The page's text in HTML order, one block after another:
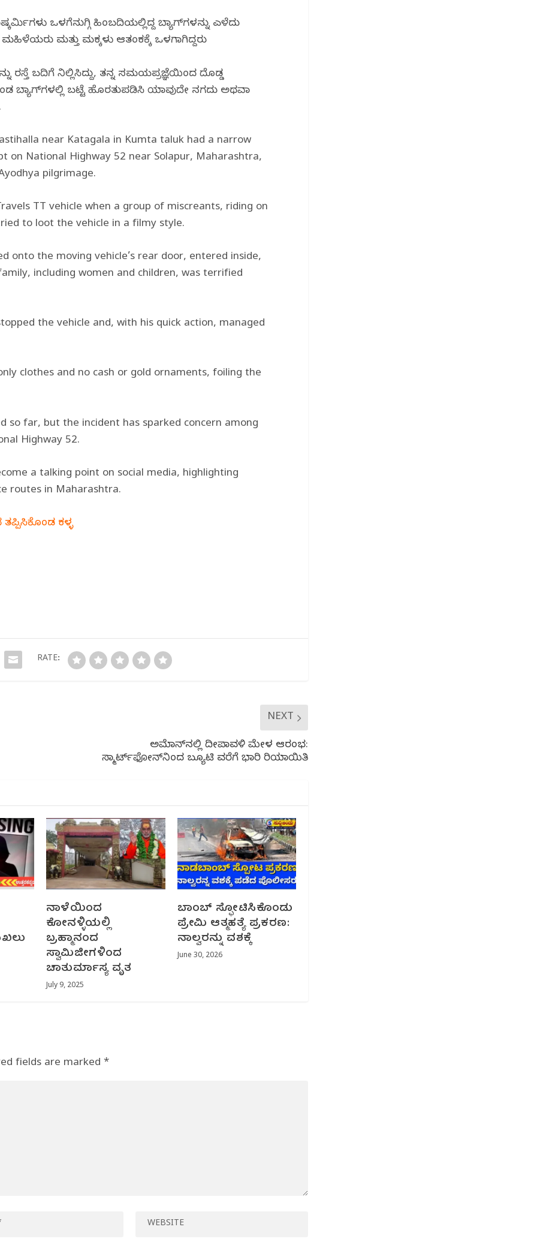
ಒಳಗೆನುಗ್ಗಿ ಹಿಂಬದಿಯಲ್ಲಿದ್ದ ಬ್ಯಾಗ್‌ಗಳನ್ನು ಎಳೆದು
ಮತ್ತು ಮಕ್ಕಳು ಆತಂಕಕ್ಕೆ ಒಳಗಾಗಿದ್ದರು
ರಸ್ತೆ ಬದಿಗೆ ನಿಲ್ಲಿಸಿದ್ದು, ತನ್ನ ಸಮಯಪ್ರಜ್ಞೆಯಿಂದ ದೊಡ್ಡ
ಬ್ಯಾಗ್‌ಗಳಲ್ಲಿ ಬಟ್ಟೆ ಹೊರತುಪಡಿಸಿ ಯಾವುದೇ ನಗದು ಅಥವಾ
near Katagala in Kumta taluk had a narrow
on National Highway 52 near Solapur, Maharashtra,
pilgrimage.
TT vehicle when a group of miscreants, riding on
to loot the vehicle in a filmy style.
onto the moving vehicle’s rear door, entered inside,
including women and children, was terrified
the vehicle and, with his quick action, managed
clothes and no cash or gold ornaments, foiling the
so far, but the incident has sparked concern among
Highway 52.
a talking point on social media, highlighting
routes in Maharashtra.
ಕಳ್ಳ
RATE:
NEXT
ಅಮೆಜಾನ್‌ನಲ್ಲಿ ದೀಪಾವಳಿ ಮೇಳ ಆರಂಭ:
ಸ್ಮಾರ್ಟ್‌ಫೋನ್‌ನಿಂದ ಬ್ಯೂಟಿ ವರೆಗೆ ಭಾರಿ ರಿಯಾಯಿತಿ
ನಾಳೆಯಿಂದ‌
ಕೋ‌ನಳ್ಳಿಯಲ್ಲಿ
ಬ್ರಹ್ಮಾನಂದ
ಸ್ವಾಮಿಜೀಗಳಿಂದ
ಚಾತುರ್ಮಾಸ್ಯ ವೃತ
July 9, 2025
ಬಾಂಬ್ ಸ್ಫೋಟಿಸಿಕೊಂಡು
ಪ್ರೇಮಿ ಆತ್ಮಹತ್ಯೆ ಪ್ರಕರಣ:
ನಾಲ್ವರನ್ನು ವಶಕ್ಕೆ
June 30, 2026
fields are marked*